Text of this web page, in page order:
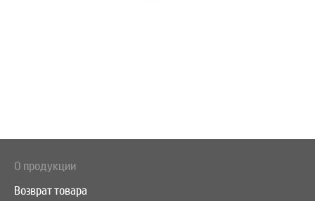
О продукции
Возврат товара